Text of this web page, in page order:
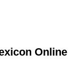
Online